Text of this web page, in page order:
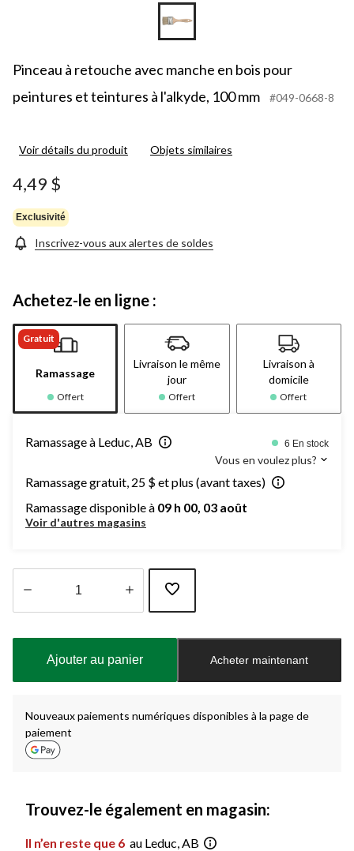
Pinceau à retouche avec manche en bois pour
peintures et teintures à l'alkyde, 100 mm
#049-0668-8
Voir détails du produit Objets similaires
4,49 $
Exclusivité
Inscrivez-vous aux alertes de soldes
Achetez-le en ligne :
Gratuit
Ramassage
Offert
Livraison le même
jour
Offert
Livraison à
domicile
Offert
Ramassage à Leduc, AB 6 En stock
Vous en voulez plus?
Ramassage gratuit, 25 $ et plus (avant taxes)
Ramassage disponible à 09 h 00, 03 août
Voir d'autres magasins
à
Ajouter au panier Acheter maintenant
Nouveaux paiements numériques disponibles à la page de
paiement
Trouvez-le également en magasin:
Il n’en reste que 6 au Leduc, AB